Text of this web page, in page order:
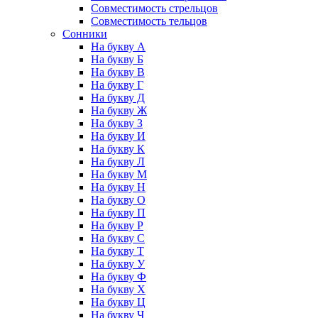
Совместимость стрельцов
Совместимость тельцов
Сонники
На букву А
На букву Б
На букву В
На букву Г
На букву Д
На букву Ж
На букву З
На букву И
На букву К
На букву Л
На букву М
На букву Н
На букву О
На букву П
На букву Р
На букву С
На букву Т
На букву У
На букву Ф
На букву Х
На букву Ц
На букву Ч